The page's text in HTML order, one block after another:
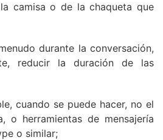
camisa o de la chaqueta que
durante la conversación,
reducir la duración de las
cuando se puede hacer, no el
o herramientas de mensajería
o similar;